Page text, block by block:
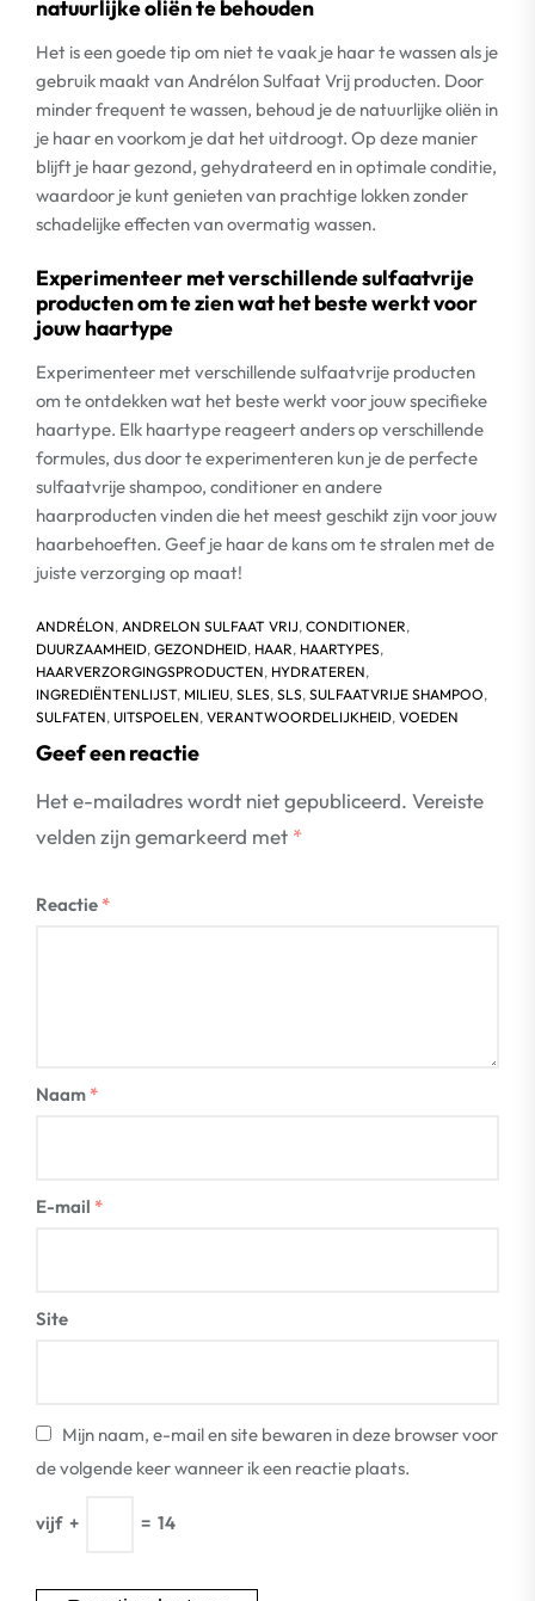
natuurlijke oliën te behouden
Het is een goede tip om niet te vaak je haar te wassen als je
gebruik maakt van Andrélon Sulfaat Vrij producten. Door
minder frequent te wassen, behoud je de natuurlijke oliën in
je haar en voorkom je dat het uitdroogt. Op deze manier
blijft je haar gezond, gehydrateerd en in optimale conditie,
waardoor je kunt genieten van prachtige lokken zonder
schadelijke effecten van overmatig wassen.
Experimenteer met verschillende sulfaatvrije
producten om te zien wat het beste werkt voor
jouw haartype
Experimenteer met verschillende sulfaatvrije producten
om te ontdekken wat het beste werkt voor jouw specifieke
haartype. Elk haartype reageert anders op verschillende
formules, dus door te experimenteren kun je de perfecte
sulfaatvrije shampoo, conditioner en andere
haarproducten vinden die het meest geschikt zijn voor jouw
haarbehoeften. Geef je haar de kans om te stralen met de
juiste verzorging op maat!
ANDRÉLON, ANDRELON SULFAAT VRIJ, CONDITIONER,
DUURZAAMHEID, GEZONDHEID, HAAR, HAARTYPES,
HAARVERZORGINGSPRODUCTEN, HYDRATEREN,
INGREDIËNTENLIJST, MILIEU, SLES, SLS, SULFAATVRIJE SHAMPOO,
SULFATEN, UITSPOELEN, VERANTWOORDELIJKHEID, VOEDEN
Geef een reactie
Het e-mailadres wordt niet gepubliceerd. Vereiste
velden zijn gemarkeerd met *
Reactie *
Naam *
E-mail *
Site
Mijn naam, e-mail en site bewaren in deze browser voor
de volgende keer wanneer ik een reactie plaats.
vijf + = 14